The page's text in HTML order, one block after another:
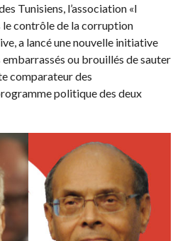
Tunisiens, l’association «I
le contrôle de la corruption
a lancé une nouvelle initiative
ou brouillés de sauter
comparateur des
politique des deux